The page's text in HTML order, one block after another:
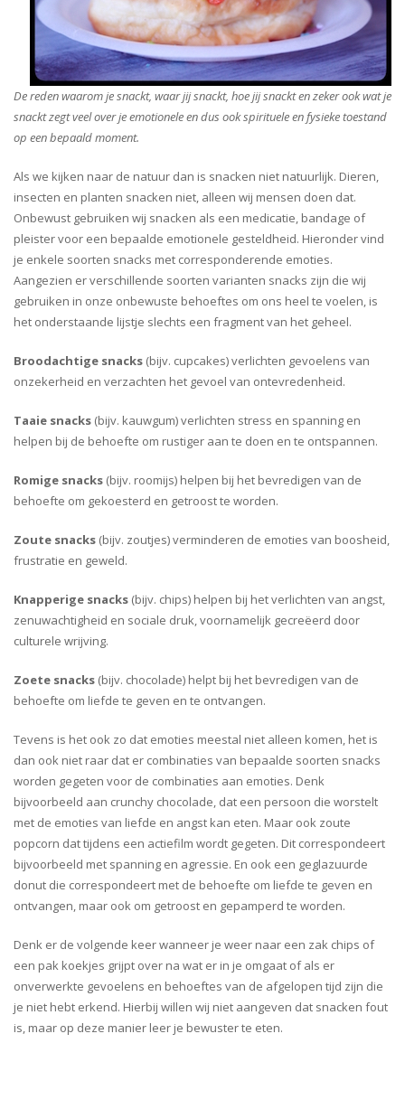
De reden waarom je snackt, waar jij snackt, hoe jij snackt en zeker ook wat je
snackt zegt veel over je emotionele en dus ook spirituele en fysieke toestand
op een bepaald moment.
Als we kijken naar de natuur dan is snacken niet natuurlijk. Dieren,
insecten en planten snacken niet, alleen wij mensen doen dat.
Onbewust gebruiken wij snacken als een medicatie, bandage of
pleister voor een bepaalde emotionele gesteldheid. Hieronder vind
je enkele soorten snacks met corresponderende emoties.
Aangezien er verschillende soorten varianten snacks zijn die wij
gebruiken in onze onbewuste behoeftes om ons heel te voelen, is
het onderstaande lijstje slechts een fragment van het geheel.
Broodachtige snacks (bijv. cupcakes) verlichten gevoelens van
onzekerheid en verzachten het gevoel van ontevredenheid.
Taaie snacks (bijv. kauwgum) verlichten stress en spanning en
helpen bij de behoefte om rustiger aan te doen en te ontspannen.
Romige snacks (bijv. roomijs) helpen bij het bevredigen van de
behoefte om gekoesterd en getroost te worden.
Zoute snacks (bijv. zoutjes) verminderen de emoties van boosheid,
frustratie en geweld.
Knapperige snacks (bijv. chips) helpen bij het verlichten van angst,
zenuwachtigheid en sociale druk, voornamelijk gecreëerd door
culturele wrijving.
Zoete snacks (bijv. chocolade) helpt bij het bevredigen van de
behoefte om liefde te geven en te ontvangen.
Tevens is het ook zo dat emoties meestal niet alleen komen, het is
dan ook niet raar dat er combinaties van bepaalde soorten snacks
worden gegeten voor de combinaties aan emoties. Denk
bijvoorbeeld aan crunchy chocolade, dat een persoon die worstelt
met de emoties van liefde en angst kan eten. Maar ook zoute
popcorn dat tijdens een actiefilm wordt gegeten. Dit correspondeert
bijvoorbeeld met spanning en agressie. En ook een geglazuurde
donut die correspondeert met de behoefte om liefde te geven en
ontvangen, maar ook om getroost en gepamperd te worden.
Denk er de volgende keer wanneer je weer naar een zak chips of
een pak koekjes grijpt over na wat er in je omgaat of als er
onverwerkte gevoelens en behoeftes van de afgelopen tijd zijn die
je niet hebt erkend. Hierbij willen wij niet aangeven dat snacken fout
is, maar op deze manier leer je bewuster te eten.